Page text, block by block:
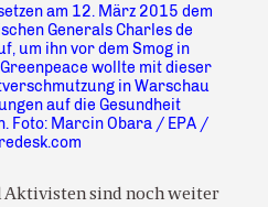
am 12. März 2015 dem
Generals Charles de
um ihn vor dem Smog in
wollte mit dieser
in Warschau
auf die Gesundheit
Foto: Marcin Obara / EPA /
sind noch weiter